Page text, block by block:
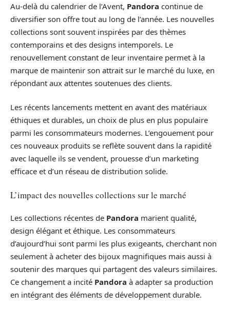
Au-delà du calendrier de l’Avent, Pandora continue de
diversifier son offre tout au long de l’année. Les nouvelles
collections sont souvent inspirées par des thèmes
contemporains et des designs intemporels. Le
renouvellement constant de leur inventaire permet à la
marque de maintenir son attrait sur le marché du luxe, en
répondant aux attentes soutenues des clients.
Les récents lancements mettent en avant des matériaux
éthiques et durables, un choix de plus en plus populaire
parmi les consommateurs modernes. L’engouement pour
ces nouveaux produits se reflète souvent dans la rapidité
avec laquelle ils se vendent, prouesse d’un marketing
efficace et d’un réseau de distribution solide.
L’impact des nouvelles collections sur le marché
Les collections récentes de Pandora marient qualité,
design élégant et éthique. Les consommateurs
d’aujourd’hui sont parmi les plus exigeants, cherchant non
seulement à acheter des bijoux magnifiques mais aussi à
soutenir des marques qui partagent des valeurs similaires.
Ce changement a incité Pandora à adapter sa production
en intégrant des éléments de développement durable.